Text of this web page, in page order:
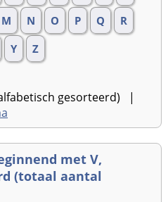
M N O P Q
R
Y Z
gesorteerd) |
met V,
(totaal aantal